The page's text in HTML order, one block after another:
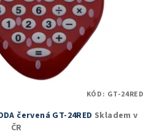
červená GT-24RED Skladem v
ČR
KÓD: GT-24RED